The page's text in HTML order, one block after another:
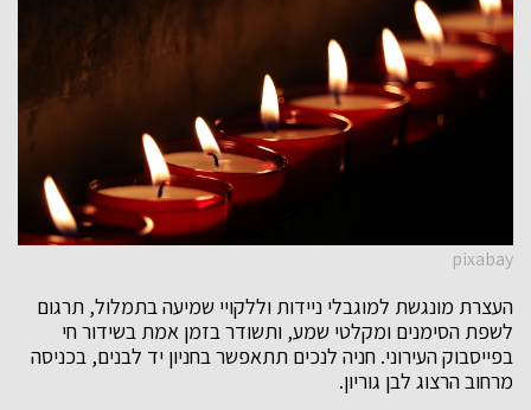
pixabay
העצרת מונגשת למוגבלי ניידות וללקויי שמיעה בתמלול, תרגום
לשפת הסימנים ומקלטי שמע, ותשודר בזמן אמת בשידור חי
בפייסבוק העירוני. חניה לנכים תתאפשר בחניון יד לבנים, בכניסה
מרחוב הרצוג לבן גוריון.